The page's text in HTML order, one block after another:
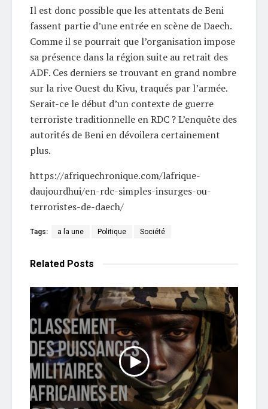
Il est donc possible que les attentats de Beni
fassent partie d’une entrée en scène de Daech.
Comme il se pourrait que l’organisation impose
sa présence dans la région suite au retrait des
ADF. Ces derniers se trouvant en grand nombre
sur la rive Ouest du Kivu, traqués par l’armée.
Serait-ce le début d’un contexte de guerre
terroriste traditionnelle en RDC ? L’enquête des
autorités de Beni en dévoilera certainement
plus.
https://afriquechronique.com/lafrique-
daujourdhui/en-rdc-simples-insurges-ou-
terroristes-de-daech/
Tags: a la une Politique Société
Related Posts